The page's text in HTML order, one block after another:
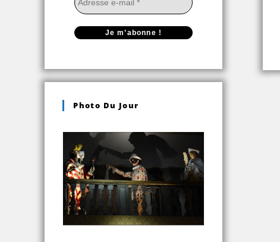
Photo Du Jour